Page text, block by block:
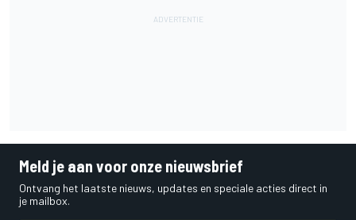
Meld je aan voor onze nieuwsbrief
Ontvang het laatste nieuws, updates en speciale acties direct in
je mailbox.